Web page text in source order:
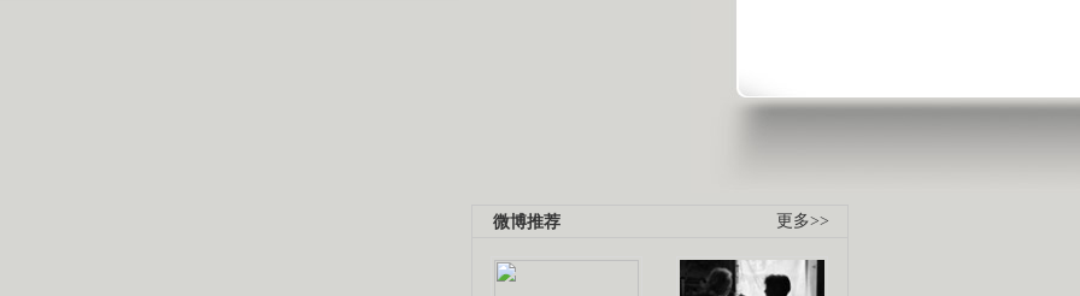
更多>>
微博推荐